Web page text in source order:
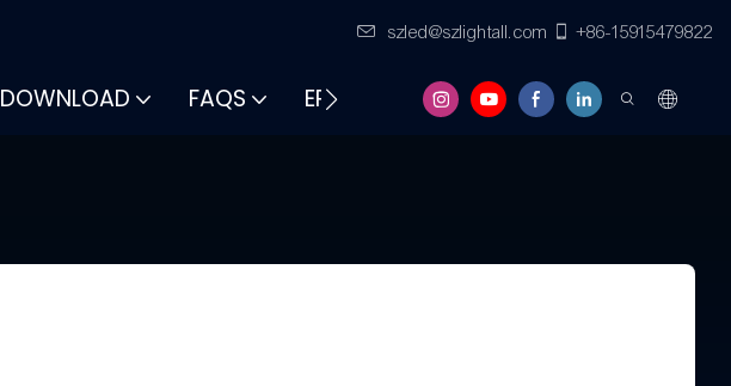
szled@szlightall.com +86-15915479822
DOWNLOAD FAQS ERŐFORRÁSOK ÉS TÁMOGATÁS